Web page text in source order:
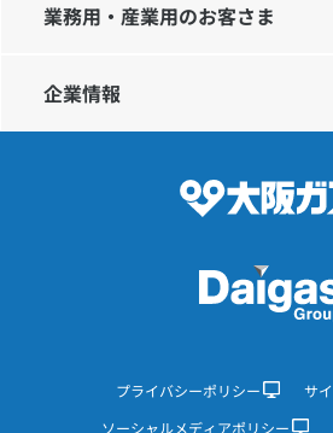
業務用・産業用のお客さま
企業情報
プライバシーポリシー
サ
ソーシャルメディアポリシー